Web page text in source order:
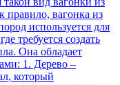
правило, вагонка из
используется для
требуется создать
Она обладает
1. Дерево –
который